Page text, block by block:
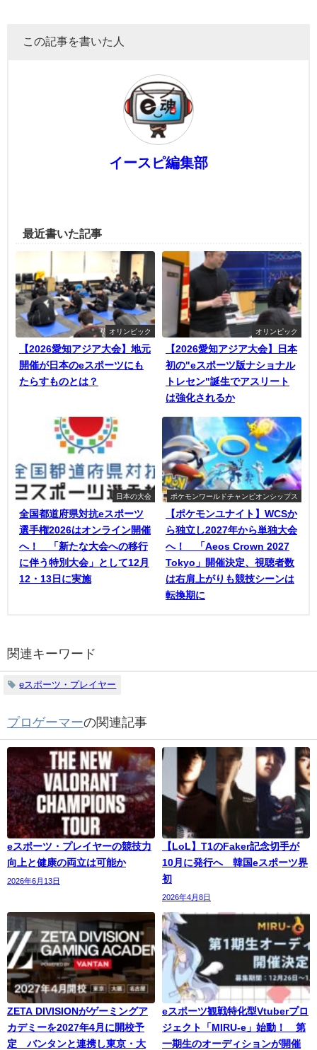
この記事を書いた人
イースピ編集部
最近書いた記事
オリンピック
【2026愛知アジア大会】地元
開催が日本のeスポーツにも
たらすものとは？
オリンピック
【2026愛知アジア大会】日本
初の"eスポーツ版ナショナル
トレセン"誕生でアスリート
は強化されるか
日本の大会
全国都道府県対抗eスポーツ
選手権2026はオンライン開催
へ！ 「新たな大会への移行
に伴う特別大会」として12月
12・13日に実施
ポケモンワールドチャンピオンシップス
【ポケモンユナイト】WCSか
ら独立し2027年から単独大会
へ！ 「Aeos Crown 2027
Tokyo」開催決定、視聴者数
は右肩上がりも競技シーンは
転換期に
関連キーワード
eスポーツ・プレイヤー
プロゲーマーの関連記事
eスポーツ・プレイヤーの競技力
向上と健康の両立は可能か
2026年6月13日
【LoL】T1のFaker記念切手が
10月に発行へ 韓国eスポーツ界
初
2026年4月8日
ZETA DIVISIONがゲーミングア
カデミーを2027年4月に開校予
定 バンタンと連携し東京・大
eスポーツ観戦特化型Vtuberプロ
ジェクト「MIRU-e」始動！ 第
一期生のオーディションが開催